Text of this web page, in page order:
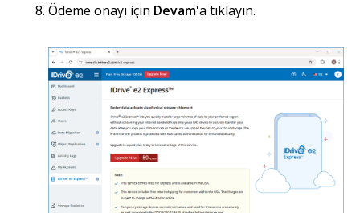
Ödeme onayı için Devam'a tıklayın.